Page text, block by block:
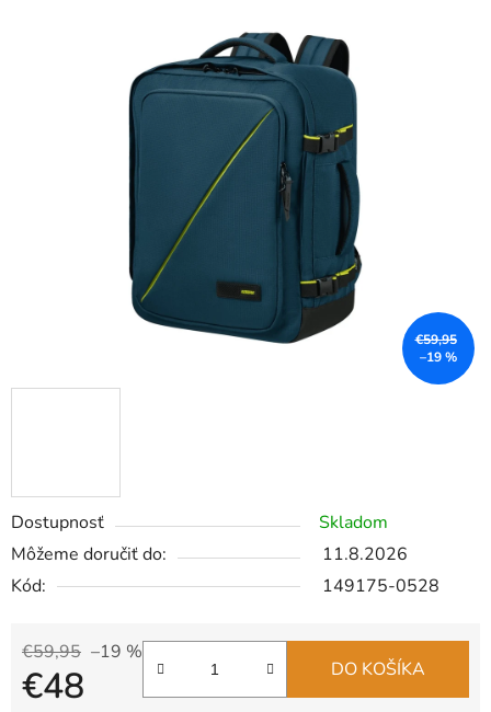
Dostupnosť
Skladom
Môžeme doručiť do:
11.8.2026
Kód:
149175-0528
€59,95 –19 %
€48 DO KOŠÍKA
€59,95
–19 %